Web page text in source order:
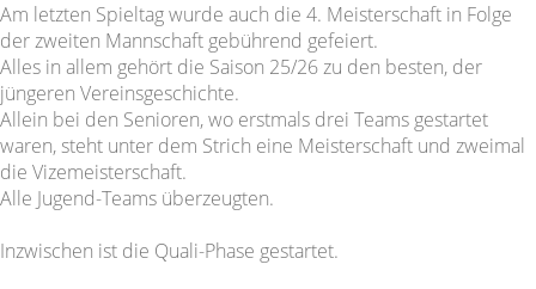
Am letzten Spieltag wurde auch die 4. Meisterschaft in Folge
der zweiten Mannschaft gebührend gefeiert.
Alles in allem gehört die Saison 25/26 zu den besten, der
jüngeren Vereinsgeschichte.
Allein bei den Senioren, wo erstmals drei Teams gestartet
waren, steht unter dem Strich eine Meisterschaft und zweimal
die Vizemeisterschaft.
Alle Jugend-Teams überzeugten.
Inzwischen ist die Quali-Phase gestartet.